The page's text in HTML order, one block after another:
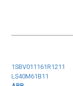
1SBV011161R1211
LS40M61B11